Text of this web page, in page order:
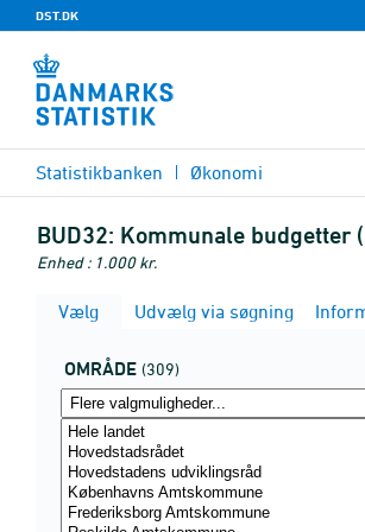
DST.DK
Statistikbanken Økonomi
BUD32: Kommunale budgetter
Enhed : 1.000 kr.
Vælg Udvælg via søgning
OMRÅDE (309)